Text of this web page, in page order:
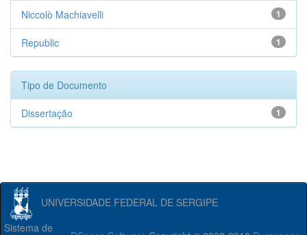
1
Niccolò Machiavelli
1
Republic
Tipo de Documento
1
Dissertação
UNIVERSIDADE FEDERAL DE SERGIPE
Sistema de